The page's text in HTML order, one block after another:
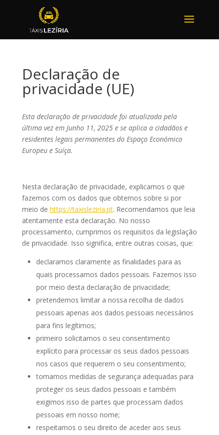
Declaração de
privacidade (UE)
Esta declaração de privacidade foi atualizada pela
última vez em Junho 11, 2025 e se aplica a cidadãos e
residentes legais permanentes do Espaço Económico
Europeu e Suíça.
Nesta declaração de privacidade, explicamos o que
fazemos com os dados que obtemos sobre si por
meio de https://taxisleziria.pt. Recomendamos que leia
atentamente esta declaração. No nosso
processamento, cumprimos os requisitos da legislação
de privacidade. Isso significa, entre outras coisas, que:
declaramos claramente as finalidades para as
quais processamos dados pessoais. Fazemos isso
por meio desta declaração de privacidade;
pretendemos limitar a nossa recolha de dados
pessoais apenas aos dados pessoais necessários
para fins legítimos;
primeiro solicitamos o seu consentimento
explícito para processar os seus dados pessoais
nos casos que requerem o seu consentimento;
tomamos medidas de segurança adequadas para
proteger os seus dados pessoais e também
exigimos isso de partes que processam dados
pessoais em nosso nome;
respeitamos o seu direito de aceder aos seus